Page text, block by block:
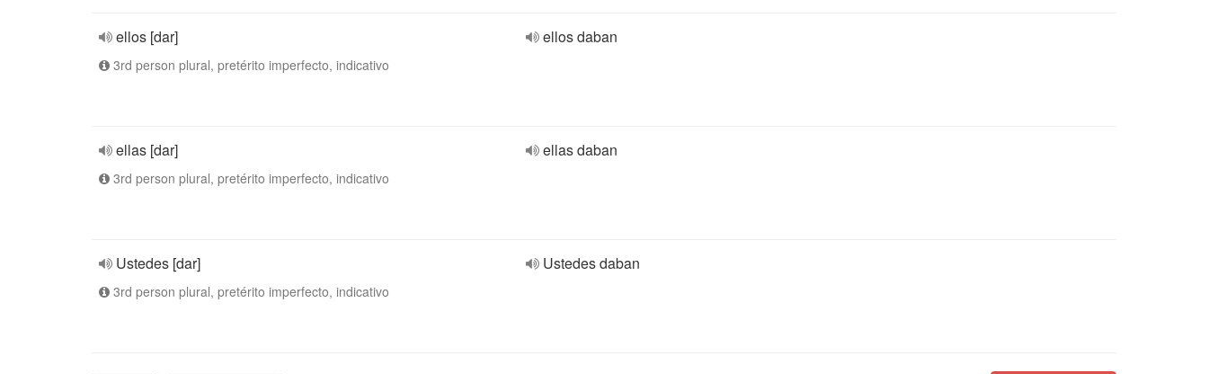
ellos [dar]
3rd person plural, pretérito imperfecto, indicativo
ellos daban
ellas [dar]
3rd person plural, pretérito imperfecto, indicativo
ellas daban
Ustedes [dar]
3rd person plural, pretérito imperfecto, indicativo
Ustedes daban